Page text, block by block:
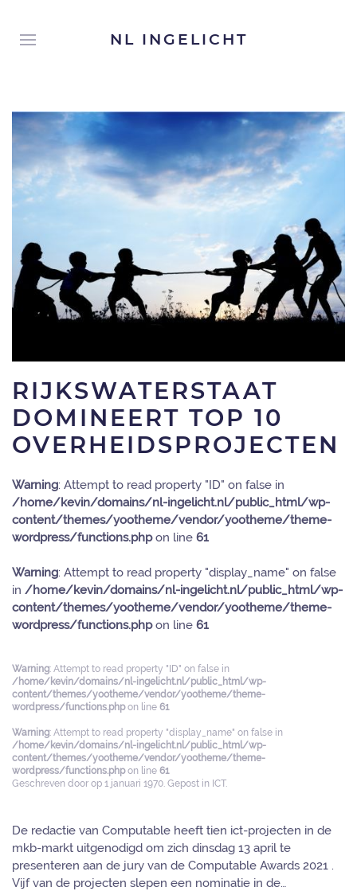
NL INGELICHT
RIJKSWATERSTAAT
DOMINEERT TOP 10
OVERHEIDSPROJECTEN
Warning: Attempt to read property "ID" on false in
/home/kevin/domains/nl-ingelicht.nl/public_html/wp-
content/themes/yootheme/vendor/yootheme/theme-
wordpress/functions.phpon line 61
Warning: Attempt to read property "display_name" on false
in /home/kevin/domains/nl-ingelicht.nl/public_html/wp-
content/themes/yootheme/vendor/yootheme/theme-
wordpress/functions.phpon line 61
Warning: Attempt to read property "ID" on false in
/home/kevin/domains/nl-ingelicht.nl/public_html/wp-
content/themes/yootheme/vendor/yootheme/theme-
wordpress/functions.phpon line 61
Warning: Attempt to read property "display_name" on false in
/home/kevin/domains/nl-ingelicht.nl/public_html/wp-
content/themes/yootheme/vendor/yootheme/theme-
wordpress/functions.phpon line 61
Geschreven door op 1 januari 1970 . Gepost in ICT.
De redactie van Computable heeft tien ict-projecten in de
mkb-markt uitgenodigd om zich dinsdag 13 april te
presenteren aan de jury van de Computable Awards 2021 .
Vijf van de projecten slepen een nominatie in de…